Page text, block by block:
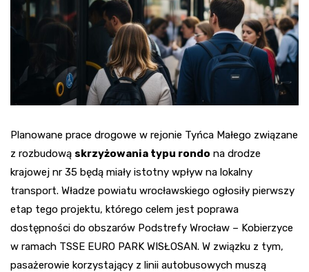
Planowane prace drogowe w rejonie Tyńca Małego związane
z rozbudową skrzyżowania typu rondo na drodze
krajowej nr 35 będą miały istotny wpływ na lokalny
transport. Władze powiatu wrocławskiego ogłosiły pierwszy
etap tego projektu, którego celem jest poprawa
dostępności do obszarów Podstrefy Wrocław – Kobierzyce
w ramach TSSE EURO PARK WISŁOSAN. W związku z tym,
pasażerowie korzystający z linii autobusowych muszą